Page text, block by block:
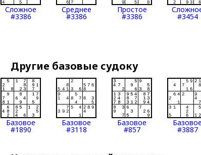
Сложное
#3386
Среднее
#3386
Простое
#3386 #3454
Другие базовые судоку
Базовое
#1890
Базовое
#3118
Базовое
#857
Базовое
#3887